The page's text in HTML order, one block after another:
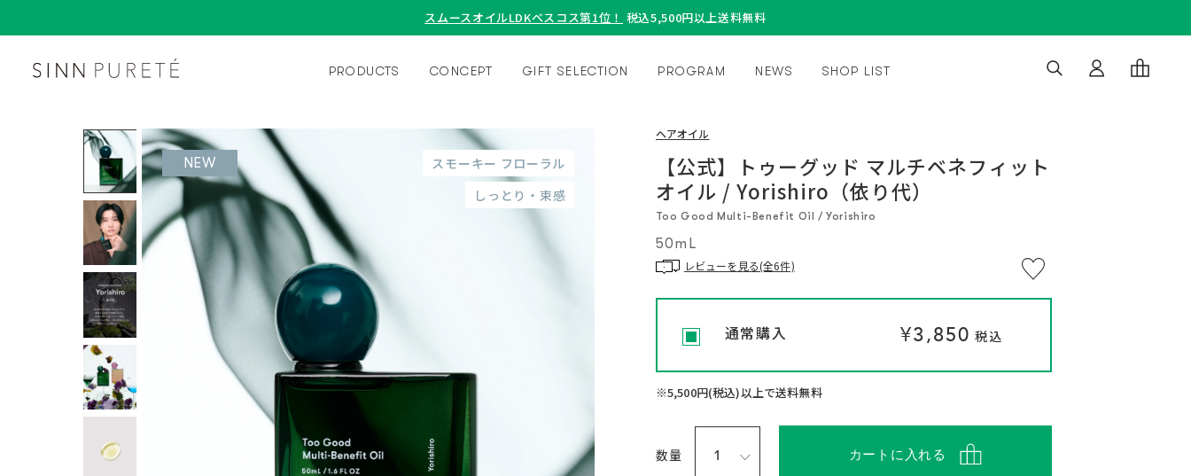
スムースオイルLDKベスコス第1位！ 税込5,500円以上送料無料
PRODUCTS CONCEPT GIFT SELECTION PROGRAM NEWS SHOP LIST
NEW
スモーキー フローラル
しっとり・束感
ヘアオイル
【公式】トゥーグッド マルチベネフィット
オイル / Yorishiro（依り代）
Too Good Multi-Benefit Oil / Yorishiro
50mL
レビューを見る(全6件)
通常購入 ¥3,850 税込
※5,500円(税込)以上で送料無料
数量 カートに入れる